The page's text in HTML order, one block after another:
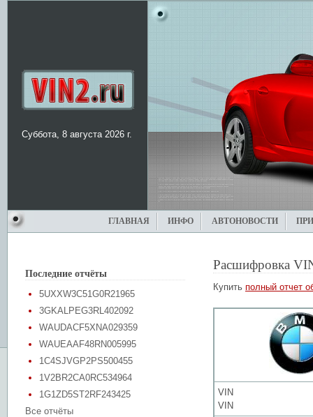
Суббота, 8 августа 2026 г.
ГЛАВНАЯ ИНФО АВТОНОВОСТИ
Последние отчёты
5UXXW3C51G0R21965
3GKALPEG3RL402092
WAUDACF5XNA029359
WAUEAAF48RN005995
1C4SJVGP2PS500455
1V2BR2CA0RC534964
1G1ZD5ST2RF243425
Все отчёты
Расшифровка
Купить полный отчет
VIN
VIN